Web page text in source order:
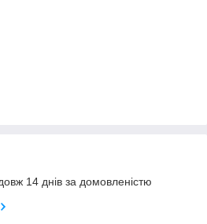
14 днів за домовленістю